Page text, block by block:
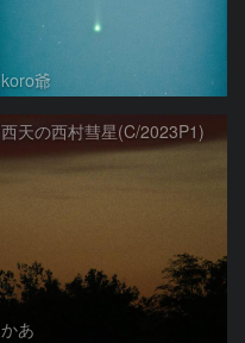
koro爺
西天の西村彗星(C/2023P1)
かあ